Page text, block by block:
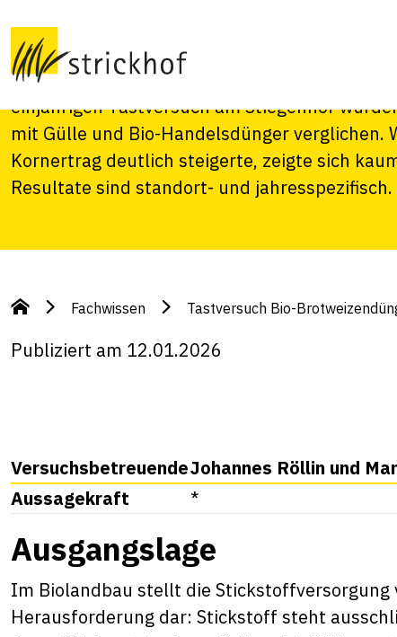
Der Proteingehalt ist ein zentrales
einjährigen Tastversuch am Stiegenhof
mit Gülle und Bio-Handelsdünger verglichen.
Kornertrag deutlich steigerte, zeigte sich
Resultate sind standort- und jahresspezifisch.
Fachwissen Tastversuch Bio-
Publiziert am 12.01.2026
VersuchsbetreuendeJohannes Röllin und
Aussagekraft
*
Ausgangslage
Im Biolandbau stellt die Stickstoffversorgung
Herausforderung dar: Stickstoff steht